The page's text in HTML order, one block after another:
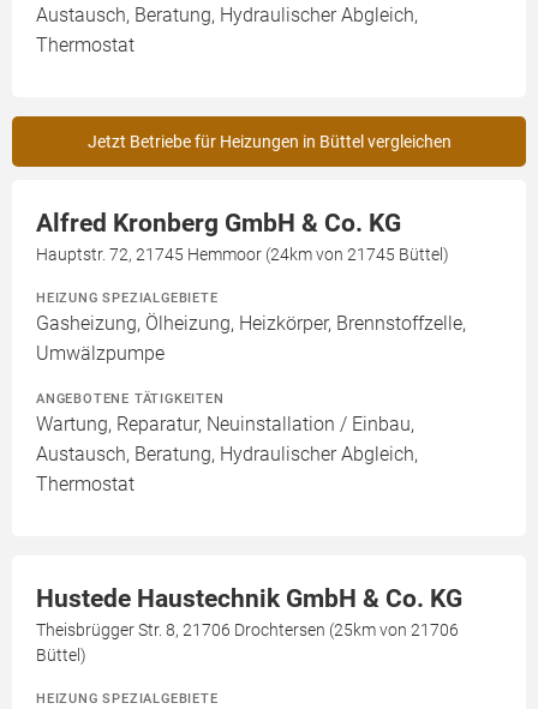
Austausch, Beratung, Hydraulischer Abgleich,
Thermostat
Jetzt Betriebe für Heizungen in Büttel vergleichen
Alfred Kronberg GmbH & Co. KG
Hauptstr. 72, 21745 Hemmoor (24km von 21745 Büttel)
HEIZUNG SPEZIALGEBIETE
Gasheizung, Ölheizung, Heizkörper, Brennstoffzelle,
Umwälzpumpe
ANGEBOTENE TÄTIGKEITEN
Wartung, Reparatur, Neuinstallation / Einbau,
Austausch, Beratung, Hydraulischer Abgleich,
Thermostat
Hustede Haustechnik GmbH & Co. KG
Theisbrügger Str. 8, 21706 Drochtersen (25km von 21706
Büttel)
HEIZUNG SPEZIALGEBIETE